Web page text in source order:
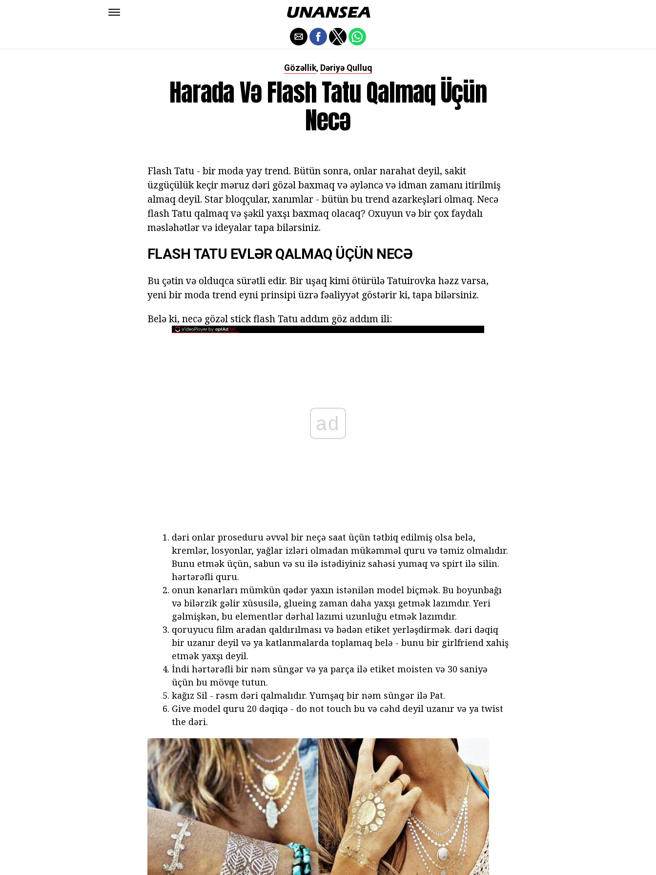
Gözəllik, Dəriyə Qulluq
Harada Və Flash Tatu Qalmaq Üçün
Necə
Flash Tatu - bir moda yay trend. Bütün sonra, onlar narahat deyil, sakit
üzgüçülük keçir məruz dəri gözəl baxmaq və əyləncə və idman zamanı itirilmiş
almaq deyil. Star bloqçular, xanımlar - bütün bu trend azarkeşləri olmaq. Necə
flash Tatu qalmaq və şəkil yaxşı baxmaq olacaq? Oxuyun və bir çox faydalı
məsləhətlər və ideyalar tapa bilərsiniz.
FLASH TATU EVLƏR QALMAQ ÜÇÜN NECƏ
Bu çətin və olduqca sürətli edir. Bir uşaq kimi ötürülə Tatuirovka həzz varsa,
yeni bir moda trend eyni prinsipi üzrə fəaliyyət göstərir ki, tapa bilərsiniz.
Belə ki, necə gözəl stick flash Tatu addım göz addım ili:
ad
dəri onlar proseduru əvvəl bir neçə saat üçün tətbiq edilmiş olsa belə,
kremlər, losyonlar, yağlar izləri olmadan mükəmməl quru və təmiz olmalıdır.
Bunu etmək üçün, sabun və su ilə istədiyiniz sahəsi yumaq və spirt ilə silin.
hərtərəfli quru.
onun kənarları mümkün qədər yaxın istənilən model biçmək. Bu boyunbağı
və bilərzik gəlir xüsusilə, glueing zaman daha yaxşı getmək lazımdır. Yeri
gəlmişkən, bu elementlər dərhal lazımi uzunluğu etmək lazımdır.
qoruyucu film aradan qaldırılması və bədən etiket yerləşdirmək. dəri dəqiq
bir uzanır deyil və ya katlanmalarda toplamaq belə - bunu bir girlfriend xahiş
etmək yaxşı deyil.
İndi hərtərəfli bir nəm süngər və ya parça ilə etiket moisten və 30 saniyə
üçün bu mövqe tutun.
kağız Sil - rəsm dəri qalmalıdır. Yumşaq bir nəm süngər ilə Pat.
Give model quru 20 dəqiqə - do not touch bu və cəhd deyil uzanır və ya twist
the dəri.